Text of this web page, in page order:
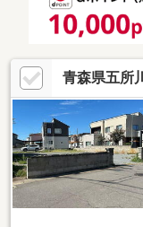
青森県五所